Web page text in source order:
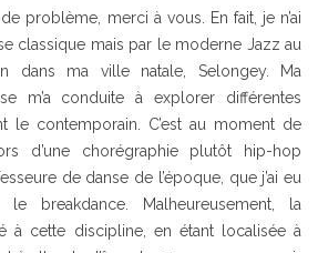
de problème, merci à vous. En fait, je n’ai
classique mais par le moderne Jazz au
dans ma ville natale, Selongey. Ma
m’a conduite à explorer différentes
le contemporain. C’est au moment de
d’une chorégraphie plutôt hip-hop
de danse de l’époque, que j’ai eu
breakdance. Malheureusement, la
à cette discipline, en étant localisée à